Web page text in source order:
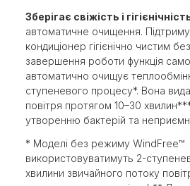
Зберігає свіжість і
автоматичне очищення.
кондиціонер гігієнічно чистим
завершення роботи функція
автоматично очищує
ступеневого процесу*. Вона
повітря протягом 10–30
утворенню бактерій та
* Моделі без режиму WindFree™
використовуватимуть 2-
хвилини звичайного потоку